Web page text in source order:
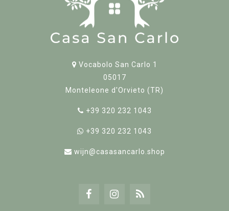
Vocabolo San Carlo 1
05017
Monteleone d'Orvieto (TR)
+39 320 232 1043
+39 320 232 1043
wijn@casasancarlo.shop